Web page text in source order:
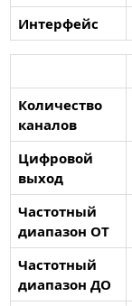
Интерфейс
Количество
каналов
Цифровой
выход
Частотный
диапазон ОТ
Частотный
диапазон ДО